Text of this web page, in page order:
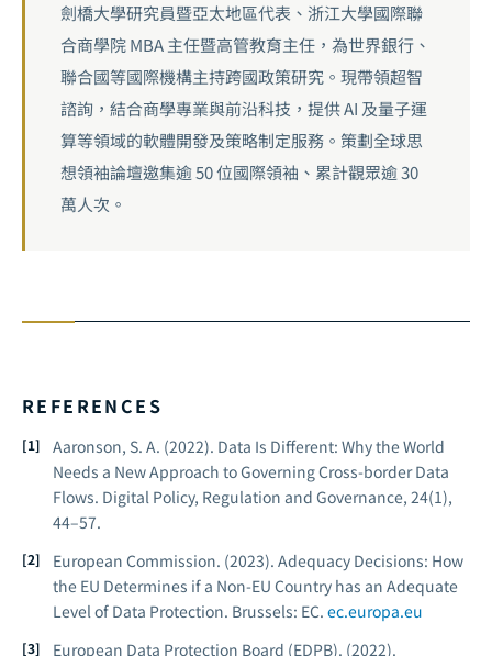
劍橋大學研究員暨亞太地區代表、浙江大學國際聯
合商學院 MBA 主任暨高管教育主任，為世界銀行、
聯合國等國際機構主持跨國政策研究。現帶領超智
諮詢，結合商學專業與前沿科技，提供 AI 及量子運
算等領域的軟體開發及策略制定服務。策劃全球思
想領袖論壇邀集逾 50 位國際領袖、累計觀眾逾 30
萬人次。
REFERENCES
Aaronson, S. A. (2022). Data Is Different: Why the World
Needs a New Approach to Governing Cross-border Data
Flows. Digital Policy, Regulation and Governance, 24(1),
44–57.
European Commission. (2023). Adequacy Decisions: How
the EU Determines if a Non-EU Country has an Adequate
Level of Data Protection. Brussels: EC. ec.europa.eu
European Data Protection Board (EDPB). (2022).